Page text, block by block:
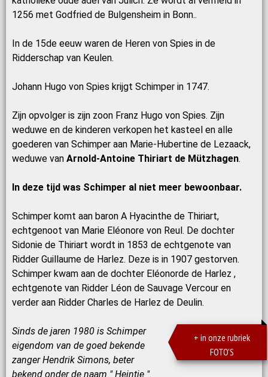
1256 met Godfried de Bulgensheim in Bonn..
In de 15de eeuw waren de Heren von Spies in de
Ridderschap van Keulen.
Johann Hugo von Spies krijgt Schimper in 1747.
Zijn opvolger is zijn zoon Franz Hugo von Spies. Zijn
weduwe en de kinderen verkopen het kasteel en alle
goederen van Schimper aan Marie-Hubertine de Lezaack,
weduwe van Arnold-Antoine Thiriart de Mützhagen.
In deze tijd was Schimper al niet meer bewoonbaar.
Schimper komt aan baron A Hyacinthe de Thiriart,
echtgenoot van Marie Eléonore von Reul. De dochter
Sidonie de Thiriart wordt in 1853 de echtgenote van
Ridder Guillaume de Harlez. Deze is in 1907 gestorven.
Schimper kwam aan de dochter Eléonorde de Harlez ,
echtgenote van Ridder Léon de Sauvage Vercour en
verder aan Ridder Charles de Harlez de Deulin.
+ in onze rubriek
FOTO'S
Sinds de jaren 1980 is Schimper
eigendom van de goed bekende
zanger Hendrik Simons, beter
bekend onder de naam " Heintje ".